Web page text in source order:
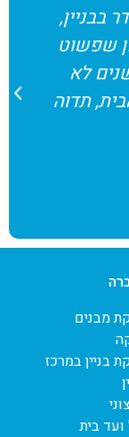
בבניין,
שפשוט
לא
תדוה
מבנים
בניין במרכז
ועד בית